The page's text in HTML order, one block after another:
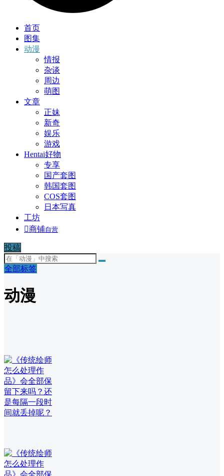
首页
图集
动漫
情报
杂谈
周边
萌图
文章
正妹
新奇
娱乐
游戏
Hentai好物
专享
国产套图
韩国套图
COS套图
日本写真
工坊
商铺自营
投稿
全部标签
动漫